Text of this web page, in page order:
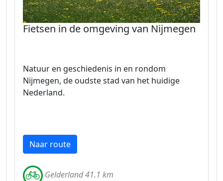
Fietsen in de omgeving van Nijmegen
Natuur en geschiedenis in en rondom
Nijmegen, de oudste stad van het huidige
Nederland.
Naar route
Gelderland 41.1 km